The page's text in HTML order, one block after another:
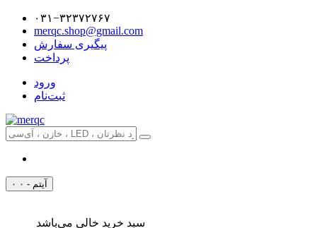
۰۳۱−۳۲۳۷۲۷۶۷
merqc.shop@gmail.com
پیگیری سفارش
پرداخت
ورود
ثبت‌نام
۰ آیتم - ۰
سبد خرید خالی می‌باشد